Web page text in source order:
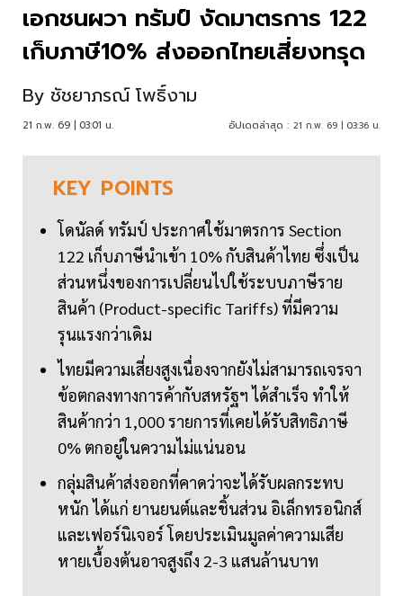
เอกชนผวา ทรัมป์ งัดมาตรการ 122
เก็บภาษี10% ส่งออกไทยเสี่ยงทรุด
By ชัชยาภรณ์ โพธิ์งาม
21 ก.พ. 69 | 03:01 น. อัปเดตล่าสุด : 21 ก.พ. 69 | 03:36 น.
KEY POINTS
โดนัลด์ ทรัมป์ ประกาศใช้มาตรการ Section
122 เก็บภาษีนำเข้า 10% กับสินค้าไทย ซึ่งเป็น
ส่วนหนึ่งของการเปลี่ยนไปใช้ระบบภาษีราย
สินค้า (Product-specific Tariffs) ที่มีความ
รุนแรงกว่าเดิม
ไทยมีความเสี่ยงสูงเนื่องจากยังไม่สามารถเจรจา
ข้อตกลงทางการค้ากับสหรัฐฯ ได้สำเร็จ ทำให้
สินค้ากว่า 1,000 รายการที่เคยได้รับสิทธิภาษี
0% ตกอยู่ในความไม่แน่นอน
กลุ่มสินค้าส่งออกที่คาดว่าจะได้รับผลกระทบ
หนัก ได้แก่ ยานยนต์และชิ้นส่วน อิเล็กทรอนิกส์
และเฟอร์นิเจอร์ โดยประเมินมูลค่าความเสีย
หายเบื้องต้นอาจสูงถึง 2-3 แสนล้านบาท